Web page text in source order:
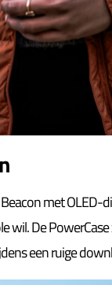
met
wil. De
een ruige